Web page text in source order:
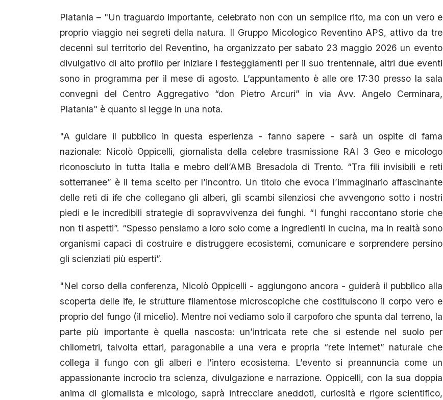
Platania – "Un traguardo importante, celebrato non con un semplice rito, ma con un vero e
proprio viaggio nei segreti della natura. Il Gruppo Micologico Reventino APS, attivo da tre
decenni sul territorio del Reventino, ha organizzato per sabato 23 maggio 2026 un evento
divulgativo di alto profilo per iniziare i festeggiamenti per il suo trentennale, altri due eventi
sono in programma per il mese di agosto. L’appuntamento è alle ore 17:30 presso la sala
convegni del Centro Aggregativo “don Pietro Arcuri” in via Avv. Angelo Cerminara,
Platania" è quanto si legge in una nota.
"A guidare il pubblico in questa esperienza - fanno sapere - sarà un ospite di fama
nazionale: Nicolò Oppicelli, giornalista della celebre trasmissione RAI 3 Geo e micologo
riconosciuto in tutta Italia e mebro dell’AMB Bresadola di Trento. “Tra fili invisibili e reti
sotterranee” è il tema scelto per l’incontro. Un titolo che evoca l’immaginario affascinante
delle reti di ife che collegano gli alberi, gli scambi silenziosi che avvengono sotto i nostri
piedi e le incredibili strategie di sopravvivenza dei funghi. “I funghi raccontano storie che
non ti aspetti”. “Spesso pensiamo a loro solo come a ingredienti in cucina, ma in realtà sono
organismi capaci di costruire e distruggere ecosistemi, comunicare e sorprendere persino
gli scienziati più esperti”.
"Nel corso della conferenza, Nicolò Oppicelli - aggiungono ancora - guiderà il pubblico alla
scoperta delle ife, le strutture filamentose microscopiche che costituiscono il corpo vero e
proprio del fungo (il micelio). Mentre noi vediamo solo il carpoforo che spunta dal terreno, la
parte più importante è quella nascosta: un’intricata rete che si estende nel suolo per
chilometri, talvolta ettari, paragonabile a una vera e propria “rete internet” naturale che
collega il fungo con gli alberi e l’intero ecosistema. L’evento si preannuncia come un
appassionante incrocio tra scienza, divulgazione e narrazione. Oppicelli, con la sua doppia
anima di giornalista e micologo, saprà intrecciare aneddoti, curiosità e rigore scientifico,